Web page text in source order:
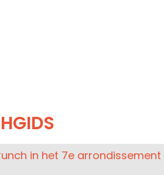
in het 7e arrondissement